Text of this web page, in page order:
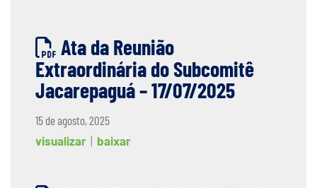
Ata da Reunião
Extraordinária do Subcomitê
Jacarepaguá – 17/07/2025
15 de agosto, 2025
visualizar
baixar